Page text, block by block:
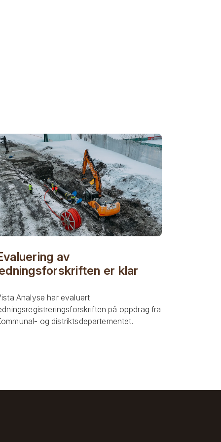
av
er klar
Analyse har evaluert
på oppdrag fra
og distriktsdepartementet.